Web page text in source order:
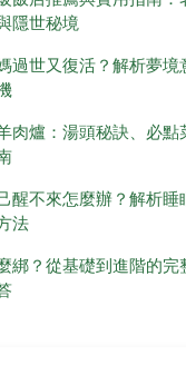
隱世秘境
過世又復活？解析夢境
肉爐：湯頭秘訣、必點
醒不來怎麼辦？解析睡
法
綁？從基礎到進階的完